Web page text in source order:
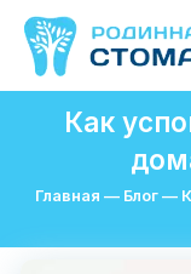
Как
Главная — Блог—